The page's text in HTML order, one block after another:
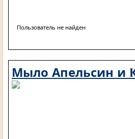
Пользователь не найден
Мыло Апельсин и